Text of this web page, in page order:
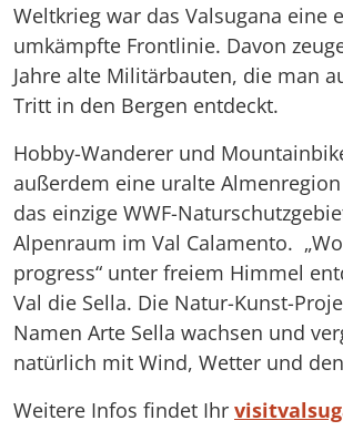
Weltkrieg war das Valsugana eine
umkämpfte Frontlinie. Davon
Jahre alte Militärbauten, die man
Tritt in den Bergen entdeckt.
Hobby-Wanderer und
außerdem eine uralte
das einzige WWF-
Alpenraum im Val Calamento.
progress“ unter freiem Himmel
Val die Sella. Die Natur-Kunst-
Namen Arte Sella wachsen und
natürlich mit Wind, Wetter und
Weitere Infos findet Ihr